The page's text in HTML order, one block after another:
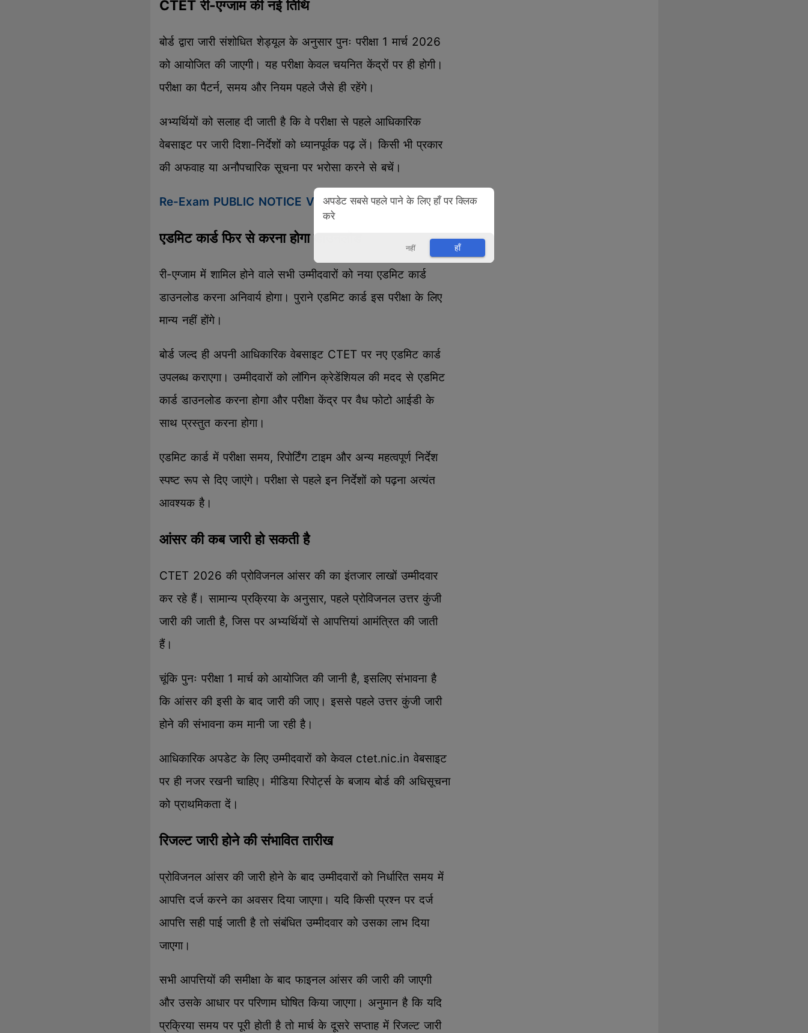
CTET री-एग्जाम की नई तिथि
बोर्ड द्वारा जारी संशोधित शेड्यूल के अनुसार पुनः परीक्षा 1 मार्च 2026
को आयोजित की जाएगी। यह परीक्षा केवल चयनित केंद्रों पर ही होगी।
परीक्षा का पैटर्न, समय और नियम पहले जैसे ही रहेंगे।
अभ्यर्थियों को सलाह दी जाती है कि वे परीक्षा से पहले आधिकारिक
वेबसाइट पर जारी दिशा-निर्देशों को ध्यानपूर्वक पढ़ लें। किसी भी प्रकार
की अफवाह या अनौपचारिक सूचना पर भरोसा करने से बचें।
Re-Exam PUBLIC NOTICE View
एडमिट कार्ड फिर से करना होगा डाउनलोड
री-एग्जाम में शामिल होने वाले सभी उम्मीदवारों को नया एडमिट कार्ड
डाउनलोड करना अनिवार्य होगा। पुराने एडमिट कार्ड इस परीक्षा के लिए
मान्य नहीं होंगे।
बोर्ड जल्द ही अपनी आधिकारिक वेबसाइट CTET पर नए एडमिट कार्ड
उपलब्ध कराएगा। उम्मीदवारों को लॉगिन क्रेडेंशियल की मदद से एडमिट
कार्ड डाउनलोड करना होगा और परीक्षा केंद्र पर वैध फोटो आईडी के
साथ प्रस्तुत करना होगा।
एडमिट कार्ड में परीक्षा समय, रिपोर्टिंग टाइम और अन्य महत्वपूर्ण निर्देश
स्पष्ट रूप से दिए जाएंगे। परीक्षा से पहले इन निर्देशों को पढ़ना अत्यंत
आवश्यक है।
आंसर की कब जारी हो सकती है
CTET 2026 की प्रोविजनल आंसर की का इंतजार लाखों उम्मीदवार
कर रहे हैं। सामान्य प्रक्रिया के अनुसार, पहले प्रोविजनल उत्तर कुंजी
जारी की जाती है, जिस पर अभ्यर्थियों से आपत्तियां आमंत्रित की जाती
हैं।
चूंकि पुनः परीक्षा 1 मार्च को आयोजित की जानी है, इसलिए संभावना है
कि आंसर की इसी के बाद जारी की जाए। इससे पहले उत्तर कुंजी जारी
होने की संभावना कम मानी जा रही है।
आधिकारिक अपडेट के लिए उम्मीदवारों को केवल ctet.nic.in वेबसाइट
पर ही नजर रखनी चाहिए। मीडिया रिपोर्ट्स के बजाय बोर्ड की अधिसूचना
को प्राथमिकता दें।
रिजल्ट जारी होने की संभावित तारीख
प्रोविजनल आंसर की जारी होने के बाद उम्मीदवारों को निर्धारित समय में
आपत्ति दर्ज करने का अवसर दिया जाएगा। यदि किसी प्रश्न पर दर्ज
आपत्ति सही पाई जाती है तो संबंधित उम्मीदवार को उसका लाभ दिया
जाएगा।
सभी आपत्तियों की समीक्षा के बाद फाइनल आंसर की जारी की जाएगी
और उसके आधार पर परिणाम घोषित किया जाएगा। अनुमान है कि यदि
प्रक्रिया समय पर पूरी होती है तो मार्च के दूसरे सप्ताह में रिजल्ट जारी
अपडेट सबसे पहले पाने के लिए हाँ पर क्लिक
करे
नहीं हाँ